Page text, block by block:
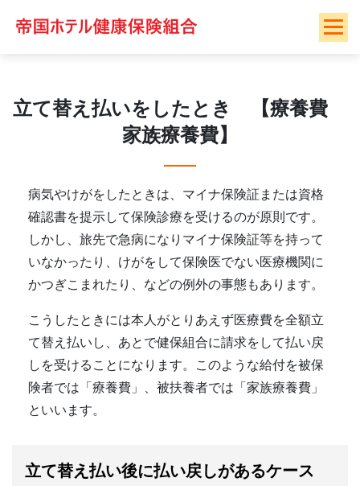
立て替え払いをしたとき 【療養費
家族療養費】
病気やけがをしたときは、マイナ保険証または資格
確認書を提示して保険診療を受けるのが原則です。
しかし、旅先で急病になりマイナ保険証等を持って
いなかったり、けがをして保険医でない医療機関に
かつぎこまれたり、などの例外の事態もあります。
こうしたときには本人がとりあえず医療費を全額立
て替え払いし、あとで健保組合に請求をして払い戻
しを受けることになります。このような給付を被保
険者では「療養費」、被扶養者では「家族療養費」
といいます。
立て替え払い後に払い戻しがあるケース